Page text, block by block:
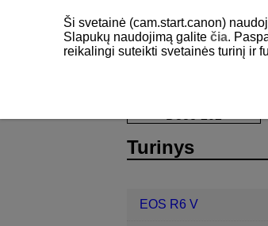
Turinys
EOS R6 V
Ši svetainė (cam.start.canon)
Slapukų naudojimą galite čia.
reikalingi suteikti svetainės turinį ir